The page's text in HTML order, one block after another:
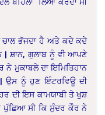
ਚਾਲ ਭੱਜਦਾ ਹੈ ਅਤੇ ਕਦੇ ਕਦੇ
| ਸ਼ਾਨ, ਗੁਲਾਬ ਨੂੰ ਵੀ ਆਪਣੇ
ਮੁਕਾਬਲੇ ਦਾ ਇਮਿਤਿਹਾਨ
ਉਸ ਨੂੰ ਹੁਣ ਇੰਟਰਵਿਊ ਦੀ
ਦੀ ਇਸ ਕਾਮਯਾਬੀ ਤੇ ਖੁਸ਼
ਸੀ ਕਿ ਸੁੰਦਰ ਕੌਰ ਨੇ